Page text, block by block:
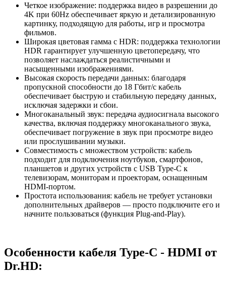
Четкое изображение: поддержка видео в разрешении до
4K при 60Hz обеспечивает яркую и детализированную
картинку, подходящую для работы, игр и просмотра
фильмов.
Широкая цветовая гамма с HDR: поддержка технологии
HDR гарантирует улучшенную цветопередачу, что
позволяет наслаждаться реалистичными и
насыщенными изображениями.
Высокая скорость передачи данных: благодаря
пропускной способности до 18 Гбит/с кабель
обеспечивает быструю и стабильную передачу данных,
исключая задержки и сбои.
Многоканальный звук: передача аудиосигнала высокого
качества, включая поддержку многоканального звука,
обеспечивает погружение в звук при просмотре видео
или прослушивании музыки.
Совместимость с множеством устройств: кабель
подходит для подключения ноутбуков, смартфонов,
планшетов и других устройств с USB Type-C к
телевизорам, мониторам и проекторам, оснащенным
HDMI-портом.
Простота использования: кабель не требует установки
дополнительных драйверов — просто подключите его и
начните пользоваться (функция Plug-and-Play).
Особенности кабеля Type-C - HDMI от
Dr.HD: